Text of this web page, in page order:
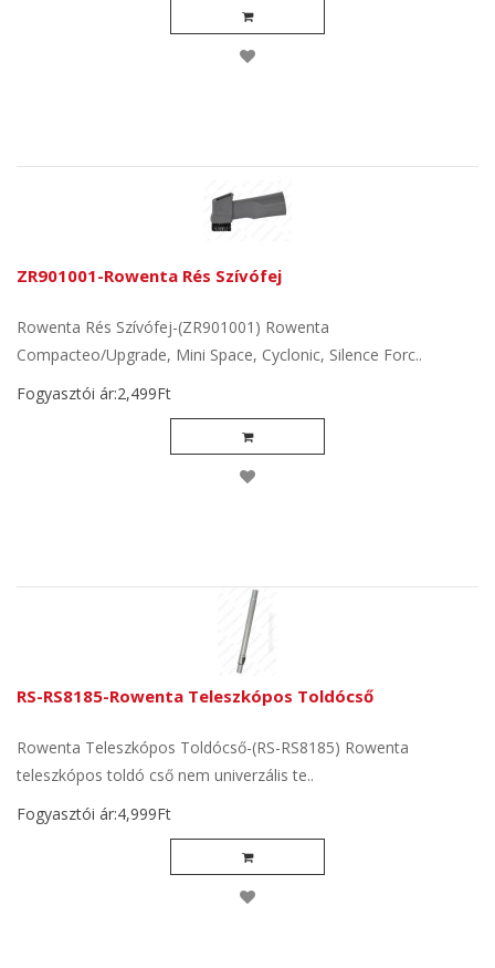
ZR901001-Rowenta Rés Szívófej
Rowenta Rés Szívófej-(ZR901001) Rowenta
Compacteo/Upgrade, Mini Space, Cyclonic, Silence Forc..
Fogyasztói ár:2,499Ft
RS-RS8185-Rowenta Teleszkópos Toldócső
Rowenta Teleszkópos Toldócső-(RS-RS8185) Rowenta
teleszkópos toldó cső nem univerzális te..
Fogyasztói ár:4,999Ft